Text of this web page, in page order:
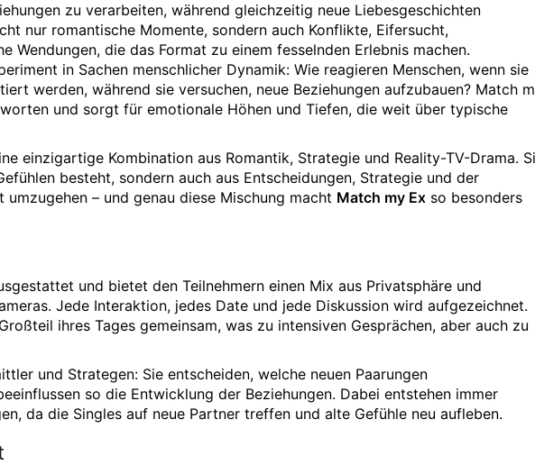
zu verarbeiten, während gleichzeitig neue Liebesgeschichten
nur romantische Momente, sondern auch Konflikte, Eifersucht,
Wendungen, die das Format zu einem fesselnden Erlebnis machen.
in Sachen menschlicher Dynamik: Wie reagieren Menschen, wenn sie
werden, während sie versuchen, neue Beziehungen aufzubauen? Match
und sorgt für emotionale Höhen und Tiefen, die weit über typische
einzigartige Kombination aus Romantik, Strategie und Reality-TV-Drama.
besteht, sondern auch aus Entscheidungen, Strategie und der
– und genau diese Mischung macht Match my Ex so besonders
und bietet den Teilnehmern einen Mix aus Privatsphäre und
Jede Interaktion, jedes Date und jede Diskussion wird aufgezeichnet.
ihres Tages gemeinsam, was zu intensiven Gesprächen, aber auch zu
und Strategen: Sie entscheiden, welche neuen Paarungen
so die Entwicklung der Beziehungen. Dabei entstehen immer
da die Singles auf neue Partner treffen und alte Gefühle neu aufleben.